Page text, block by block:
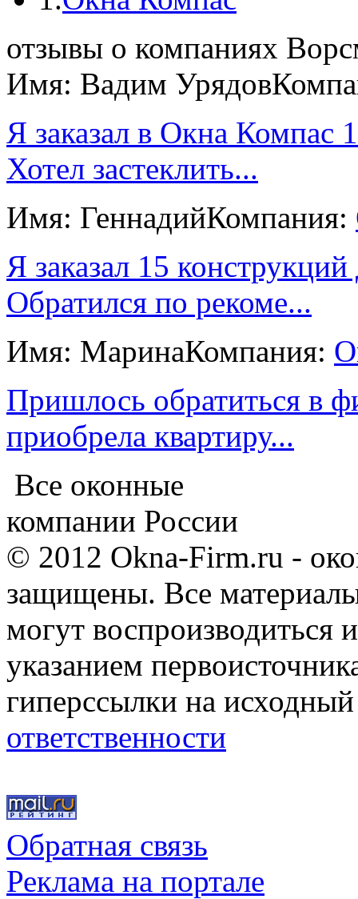
отзывы о компаниях
Имя: Вадим Урядов
Я заказал в Окна Компас
Хотел застеклить...
Имя: ГеннадийКомпания:
Я заказал 15
Обратился по рекоме...
Имя: МаринаКомпания:
Пришлось обратиться в
приобрела квартиру...
Все оконные
компании России
© 2012 Okna-Firm.ru -
защищены. Все
могут воспроизводиться
указанием
гиперссылки на
ответственности
Обратная связь
Реклама на портале